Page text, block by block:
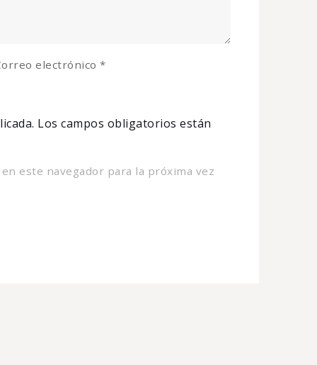
Los campos obligatorios están
electrónico*
este navegador para la próxima vez